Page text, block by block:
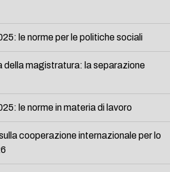
le norme per le politiche sociali
della magistratura: la separazione
le norme in materia di lavoro
cooperazione internazionale per lo